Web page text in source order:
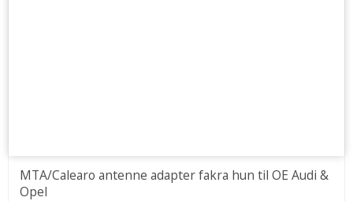
MTA/Calearo antenne adapter fakra hun til OE Audi &
Opel